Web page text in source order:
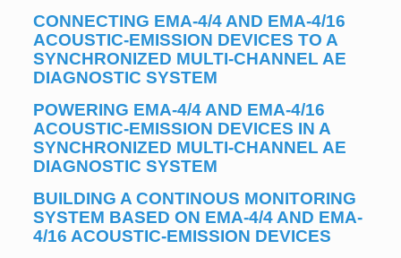
CONNECTING EMA-4/4 AND EMA-4/16
ACOUSTIC-EMISSION DEVICES TO A
SYNCHRONIZED MULTI-CHANNEL AE
DIAGNOSTIC SYSTEM
POWERING EMA-4/4 AND EMA-4/16
ACOUSTIC-EMISSION DEVICES IN A
SYNCHRONIZED MULTI-CHANNEL AE
DIAGNOSTIC SYSTEM
BUILDING A CONTINOUS MONITORING
SYSTEM BASED ON EMA-4/4 AND EMA-
4/16 ACOUSTIC-EMISSION DEVICES